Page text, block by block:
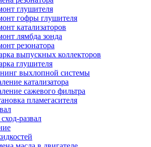
глушителя
гофры глушителя
катализаторов
лямбда зонда
резонатора
выпускных коллекторов
глушителя
выхлопной системы
катализатора
сажевого фильтра
пламегасителя
развал